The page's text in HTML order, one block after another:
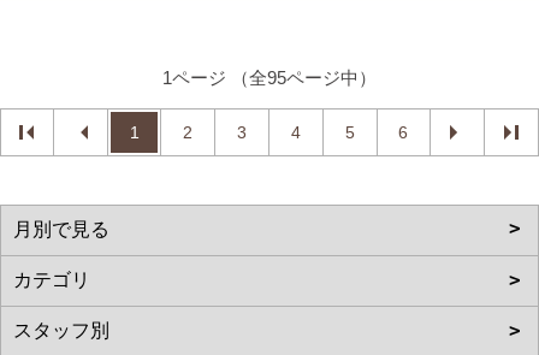
1ページ （全95ページ中）
1 2 3 4 5 6